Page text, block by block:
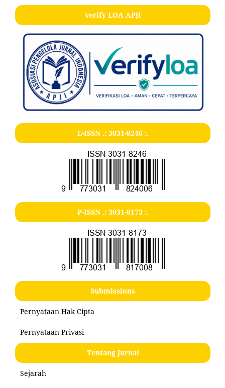
verify LOA APJI
E-ISSN .: 3031-8246:.
P-ISSN .: 3031-8173:.
Submissions
Pernyataan Hak Cipta
Pernyataan Privasi
Tentang Jurnal
Sejarah